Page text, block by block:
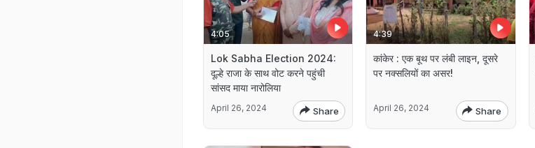
4:05
Lok Sabha Election 2024:
दूल्हे राजा के साथ वोट करने पहुंची
सांसद माया नारोलिया
April 26, 2024 Share
4:39
कांकेर : एक बूथ पर लंबी लाइन, दूसरे
पर नक्सलियों का असर!
April 26, 2024 Share